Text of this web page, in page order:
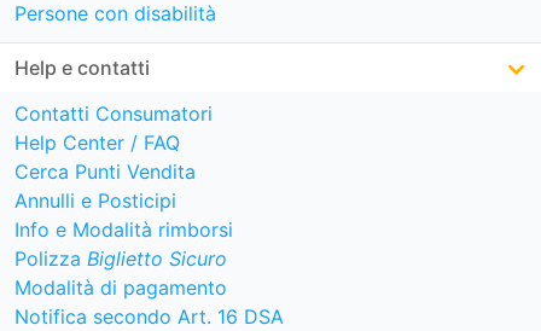
Persone con disabilità
Help e contatti
Contatti Consumatori
Help Center / FAQ
Cerca Punti Vendita
Annulli e Posticipi
Info e Modalità rimborsi
Polizza Biglietto Sicuro
Modalità di pagamento
Notifica secondo Art. 16 DSA